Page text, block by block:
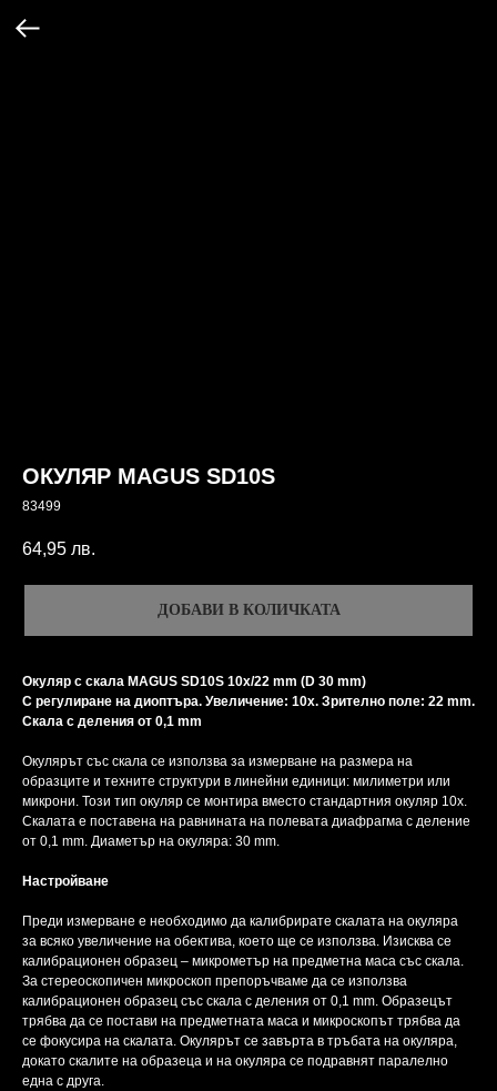
ОКУЛЯР MAGUS SD10S
83499
64,95 лв.
ДОБАВИ В КОЛИЧКАТА
Окуляр c скала MAGUS SD10S 10х/22 mm (D 30 mm)
С регулиране на диоптъра. Увеличение: 10x. Зрително поле: 22 mm.
Скала с деления от 0,1 mm
Окулярът със скала се използва за измерване на размера на
образците и техните структури в линейни единици: милиметри или
микрони. Този тип окуляр се монтира вместо стандартния окуляр 10x.
Скалата е поставена на равнината на полевата диафрагма с деление
от 0,1 mm. Диаметър на окуляра: 30 mm.
Настройване
Преди измерване е необходимо да калибрирате скалата на окуляра
за всяко увеличение на обектива, което ще се използва. Изисква се
калибрационен образец – микрометър на предметна маса със скала.
За стереоскопичен микроскоп препоръчваме да се използва
калибрационен образец със скала с деления от 0,1 mm. Образецът
трябва да се постави на предметната маса и микроскопът трябва да
се фокусира на скалата. Окулярът се завърта в тръбата на окуляра,
докато скалите на образеца и на окуляра се подравнят паралелно
една с друга.